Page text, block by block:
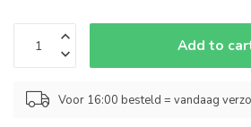
Add to
Voor 16:00 besteld = vandaag